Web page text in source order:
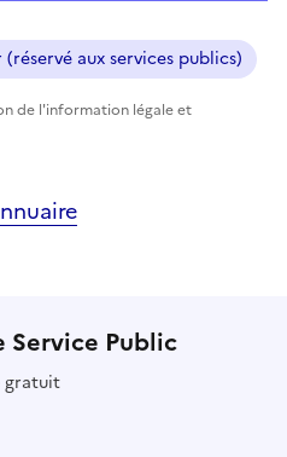
aux services publics)
de l'information légale et
Service Public
gratuit